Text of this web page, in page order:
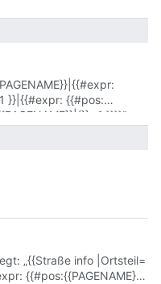
}}|{{#expr: {{#pos:
-1 }}}}“
„{{Straße info |Ortsteil=
{{#pos:{{PAGENAME}}|